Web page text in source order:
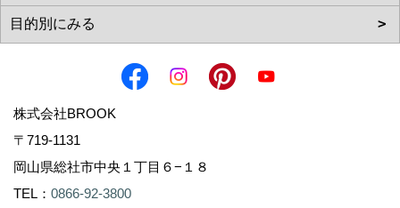
株式会社BROOK
〒719-1131
岡山県総社市中央１丁目６−１８
TEL： 0866-92-3800